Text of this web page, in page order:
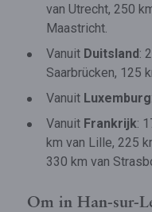
van Utrecht, 250
Maastricht.
Vanuit Duitsland:
Saarbrücken, 125
Vanuit Luxemburg
Vanuit Frankrijk:
km van Lille, 225
330 km van
Om in Han-sur-